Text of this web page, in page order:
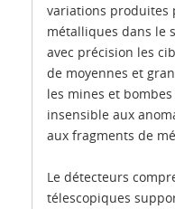
variations produites
métalliques dans le
avec précision les
de moyennes et
les mines et
insensible aux
aux fragments de
Le détecteurs
télescopiques